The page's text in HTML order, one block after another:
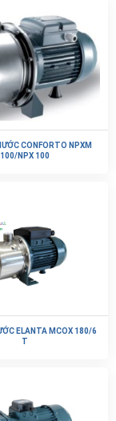
CONFORTO NPXM
100/NPX 100
ELANTA MCOX 180/6
T